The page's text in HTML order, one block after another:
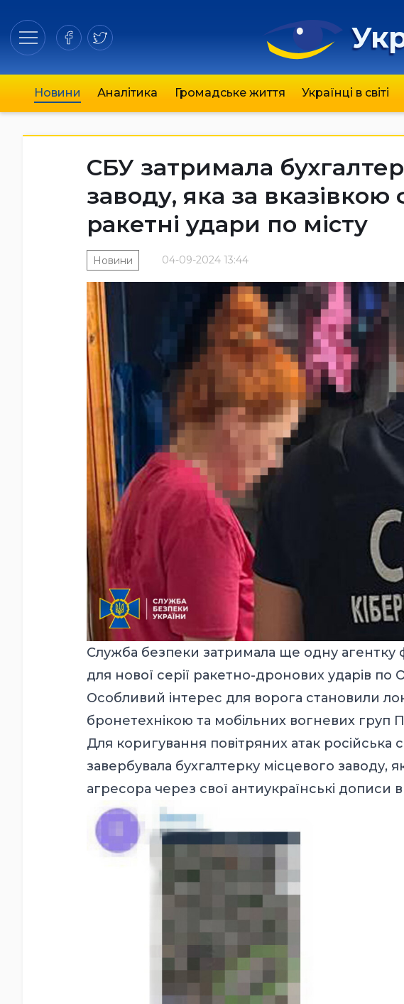
Новини Аналітика Громадське життя Українці в світі
СБУ затримала
заводу, яка за
ракетні удари по місту
04-09-2024 13:44
Новини
Служба безпеки затримала ще одну агентку
для нової серії ракетно-дронових ударів по
Особливий інтерес для ворога становили
бронетехнікою та мобільних вогневих груп
Для коригування повітряних атак російська
завербувала бухгалтерку місцевого заводу,
агресора через свої антиукраїнські дописи